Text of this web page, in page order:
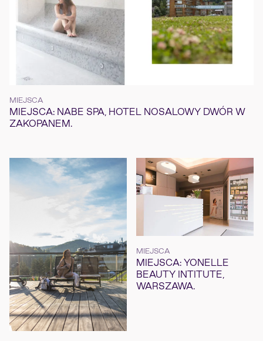
MIEJSCA
MIEJSCA: NABE SPA, HOTEL NOSALOWY DWÓR W
ZAKOPANEM.
MIEJSCA
MIEJSCA: YONELLE
BEAUTY INTITUTE,
WARSZAWA.